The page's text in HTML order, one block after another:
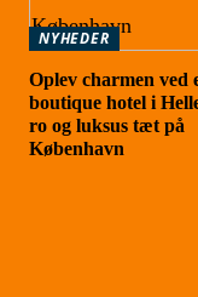
NYHEDER
Oplev charmen ved
boutique hotel i
ro og luksus tæt på
København